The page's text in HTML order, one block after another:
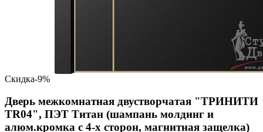
Скидка-9%
Дверь межкомнатная двустворчатая "ТРИНИТИ
TR04", ПЭТ Титан (шампань молдинг и
алюм.кромка с 4-х сторон, магнитная защелка)